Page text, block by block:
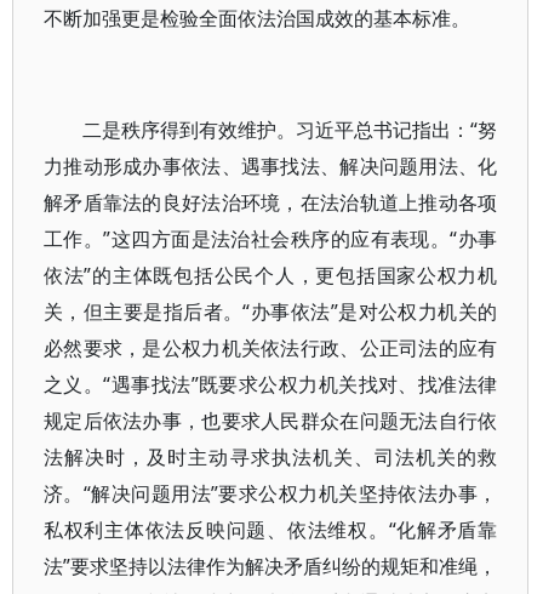
不断加强更是检验全面依法治国成效的基本标准。
二是秩序得到有效维护。习近平总书记指出：“努
力推动形成办事依法、遇事找法、解决问题用法、化
解矛盾靠法的良好法治环境，在法治轨道上推动各项
工作。”这四方面是法治社会秩序的应有表现。“办事
依法”的主体既包括公民个人，更包括国家公权力机
关，但主要是指后者。“办事依法”是对公权力机关的
必然要求，是公权力机关依法行政、公正司法的应有
之义。“遇事找法”既要求公权力机关找对、找准法律
规定后依法办事，也要求人民群众在问题无法自行依
法解决时，及时主动寻求执法机关、司法机关的救
济。“解决问题用法”要求公权力机关坚持依法办事，
私权利主体依法反映问题、依法维权。“化解矛盾靠
法”要求坚持以法律作为解决矛盾纠纷的规矩和准绳，